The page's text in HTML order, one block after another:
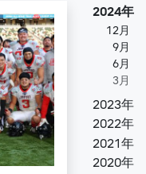
2024年
12月
9月
6月
3月
2023年
2022年
2021年
2020年